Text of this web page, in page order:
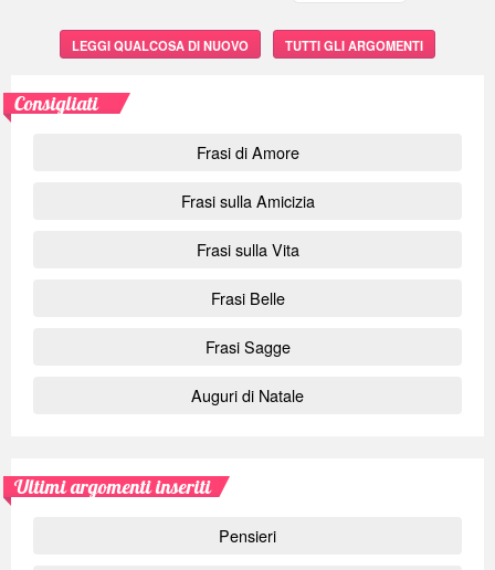
LEGGI QUALCOSA DI NUOVO TUTTI GLI ARGOMENTI
Consigliati
Frasi di Amore
Frasi sulla Amicizia
Frasi sulla Vita
Frasi Belle
Frasi Sagge
Auguri di Natale
Ultimi argomenti inseriti
Pensieri